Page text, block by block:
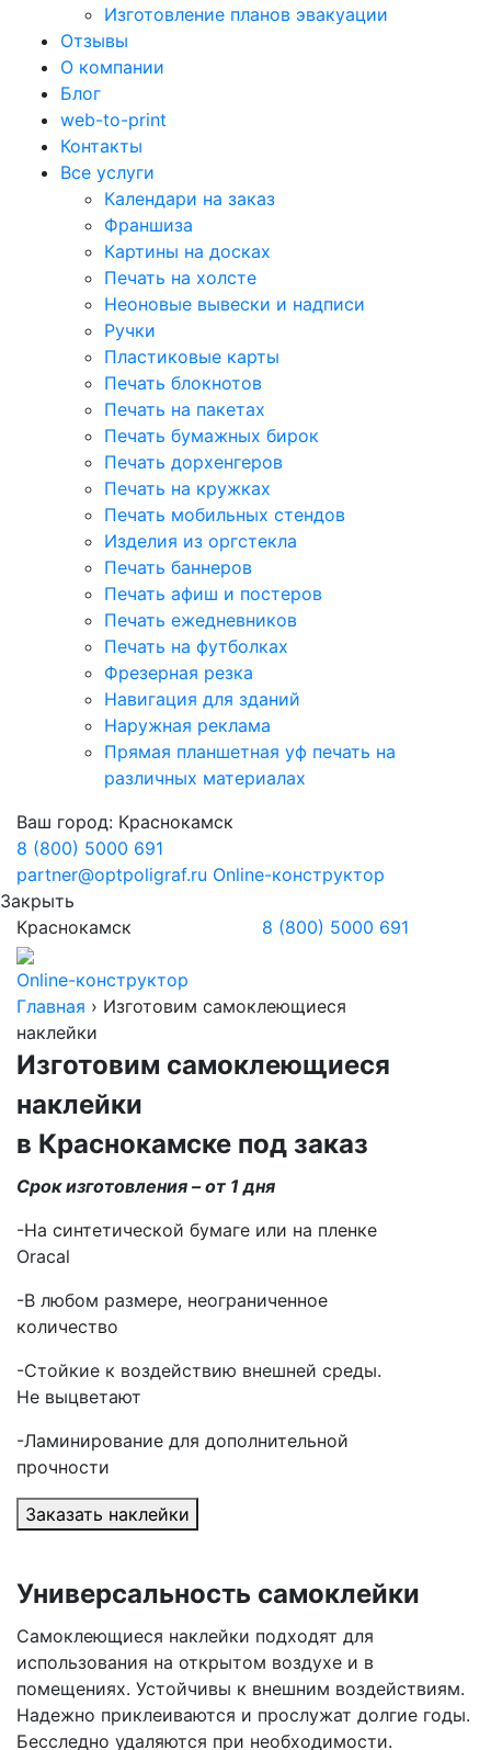
Изготовление планов эвакуации
Отзывы
О компании
Блог
web-to-print
Контакты
Все услуги
Календари на заказ
Франшиза
Картины на досках
Печать на холсте
Неоновые вывески и надписи
Ручки
Пластиковые карты
Печать блокнотов
Печать на пакетах
Печать бумажных бирок
Печать дорхенгеров
Печать на кружках
Печать мобильных стендов
Изделия из оргстекла
Печать баннеров
Печать афиш и постеров
Печать ежедневников
Печать на футболках
Фрезерная резка
Навигация для зданий
Наружная реклама
Прямая планшетная уф печать на
различных материалах
Ваш город: Краснокамск
8 (800) 5000 691
partner@optpoligraf.ru Online-конструктор
Закрыть
Краснокамск
8 (800) 5000 691
Online-конструктор
Главная › Изготовим самоклеющиеся
наклейки
Изготовим самоклеющиеся
наклейки
в Краснокамске под заказ
Срок изготовления – от 1 дня
-На синтетической бумаге или на пленке
Oracal
-В любом размере, неограниченное
количество
-Стойкие к воздействию внешней среды.
Не выцветают
-Ламинирование для дополнительной
прочности
Заказать наклейки
Универсальность самоклейки
Самоклеющиеся наклейки подходят для
использования на открытом воздухе и в
помещениях. Устойчивы к внешним воздействиям.
Надежно приклеиваются и прослужат долгие годы.
Бесследно удаляются при необходимости.